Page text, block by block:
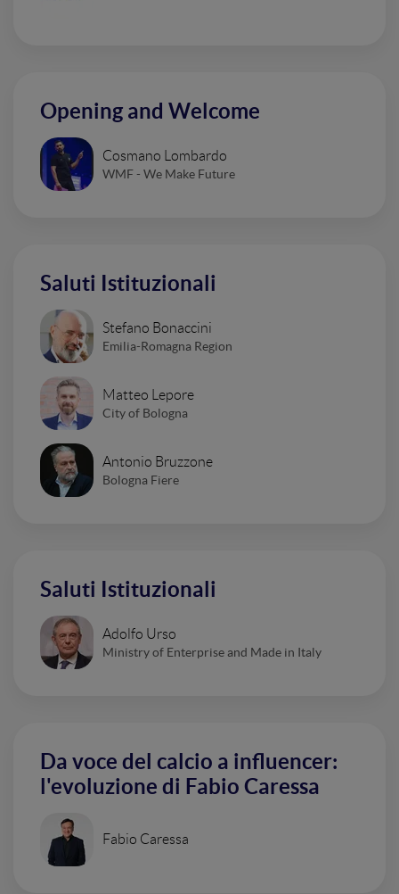
Opening and Welcome
Cosmano Lombardo
WMF - We Make Future
Saluti Istituzionali
Stefano Bonaccini
Emilia-Romagna Region
Matteo Lepore
City of Bologna
Antonio Bruzzone
Bologna Fiere
Saluti Istituzionali
Adolfo Urso
Ministry of Enterprise and Made in Italy
Da voce del calcio a influencer:
l'evoluzione di Fabio Caressa
Fabio Caressa